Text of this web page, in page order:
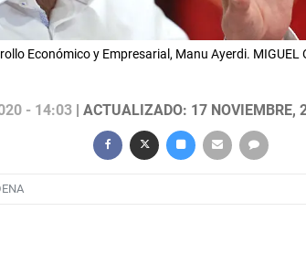
Económico y Empresarial, Manu Ayerdi. MIGUEL
- 14:03| ACTUALIZADO: 17 NOVIEMBRE,